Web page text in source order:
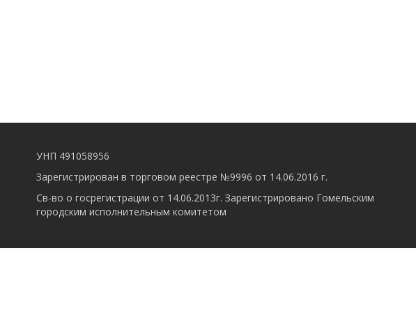
УНП 491058956
Зарегистрирован в торговом реестре №9996 от 14.06.2016 г.
Св-во о госрегистрации от 14.06.2013г. Зарегистрировано Гомельским
городским исполнительным комитетом